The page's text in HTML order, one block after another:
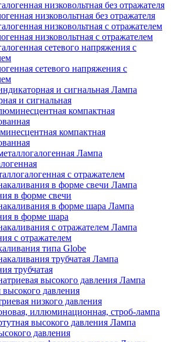
низковольтная без отражателя
низковольтная с отражателем
сетевого напряжения с
Лампа
и сигнальная
компактная
Лампа
с отражателем
Лампа
в форме свечи
Лампа
в форме шара
Лампа
с отражателем
типа Globe
Лампа
трубчатая
Лампа
высокого давления
низкого давления
иллюминационная, строб-лампа
Лампа
давления